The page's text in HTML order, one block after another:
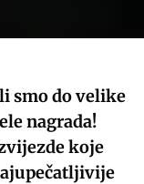
smo do velike
nagrada!
koje